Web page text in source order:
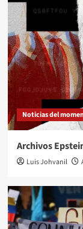
Noticias del
Archivos
Luis Johvanil